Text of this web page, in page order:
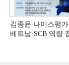
김종윤 나이스평가
베트남·SCB 역량